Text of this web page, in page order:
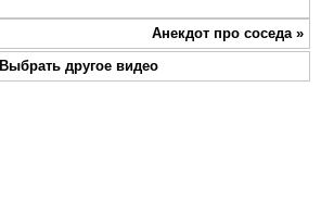
Анекдот про соседа »
Выбрать другое видео